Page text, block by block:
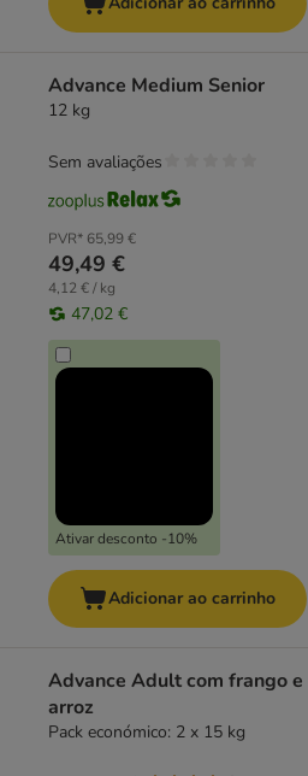
Advance Medium Senior
12 kg
PVR* 65,99 €
49,49 €
4,12 € / kg
47,02 €
Ativar desconto -10%
Sem avaliações
Adicionar ao carrinho
Advance Adult com frango e
arroz
Pack económico: 2 x 15 kg